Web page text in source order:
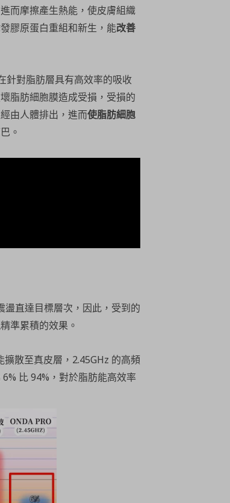
而摩擦產生熱能，使皮膚組織
膠原蛋白重組和新生，能改善
針對脂肪層具有高效率的吸收
脂肪細胞膜造成受損，受損的
由人體排出，進而使脂肪細胞
。
盪直達目標層次，因此，受到的
準累積的效果。
散至真皮層，2.45GHz 的高頻
比 94%，對於脂肪能高效率